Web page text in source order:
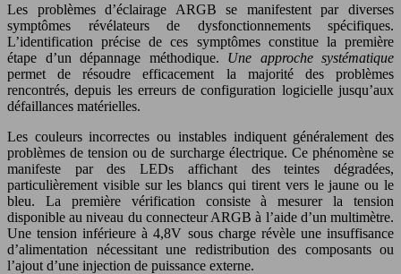
Les problèmes d’éclairage ARGB se manifestent par diverses
symptômes révélateurs de dysfonctionnements spécifiques.
L’identification précise de ces symptômes constitue la première
étape d’un dépannage méthodique. Une approche systématique
permet de résoudre efficacement la majorité des problèmes
rencontrés, depuis les erreurs de configuration logicielle jusqu’aux
défaillances matérielles.
Les couleurs incorrectes ou instables indiquent généralement des
problèmes de tension ou de surcharge électrique. Ce phénomène se
manifeste par des LEDs affichant des teintes dégradées,
particulièrement visible sur les blancs qui tirent vers le jaune ou le
bleu. La première vérification consiste à mesurer la tension
disponible au niveau du connecteur ARGB à l’aide d’un multimètre.
Une tension inférieure à 4,8V sous charge révèle une insuffisance
d’alimentation nécessitant une redistribution des composants ou
l’ajout d’une injection de puissance externe.